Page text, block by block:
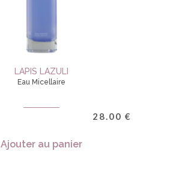
LAPIS LAZULI
Eau Micellaire
28.00 €
Ajouter au panier